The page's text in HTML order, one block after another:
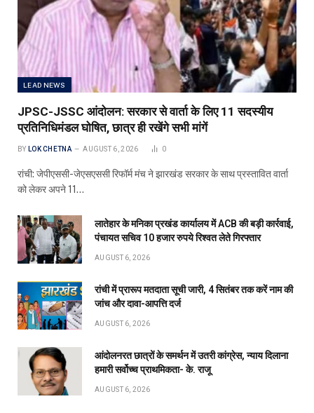
LEAD NEWS
JPSC-JSSC आंदोलन: सरकार से वार्ता के लिए 11 सदस्यीय
प्रतिनिधिमंडल घोषित, छात्र ही रखेंगे सभी मांगें
BY LOK CHETNA AUGUST 6, 2026 0
रांची: जेपीएससी-जेएसएससी रिफॉर्म मंच ने झारखंड सरकार के साथ प्रस्तावित वार्ता
को लेकर अपने 11…
लातेहार के मनिका प्रखंड कार्यालय में ACB की बड़ी कार्रवाई,
पंचायत सचिव 10 हजार रुपये रिश्वत लेते गिरफ्तार
AUGUST 6, 2026
रांची में प्रारूप मतदाता सूची जारी, 4 सितंबर तक करें नाम की
जांच और दावा-आपत्ति दर्ज
AUGUST 6, 2026
आंदोलनरत छात्रों के समर्थन में उतरी कांग्रेस, न्याय दिलाना
हमारी सर्वोच्च प्राथमिकता- के. राजू
AUGUST 6, 2026